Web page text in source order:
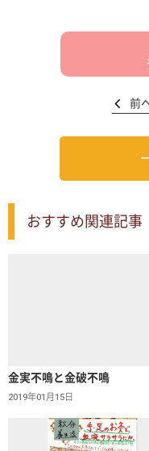
前
おすすめ関連記事
金実不鳴と金破不鳴
2019年01月15日